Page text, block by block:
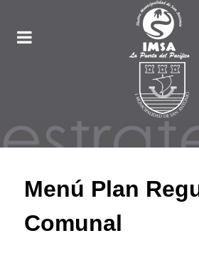
Menú Plan
Comunal